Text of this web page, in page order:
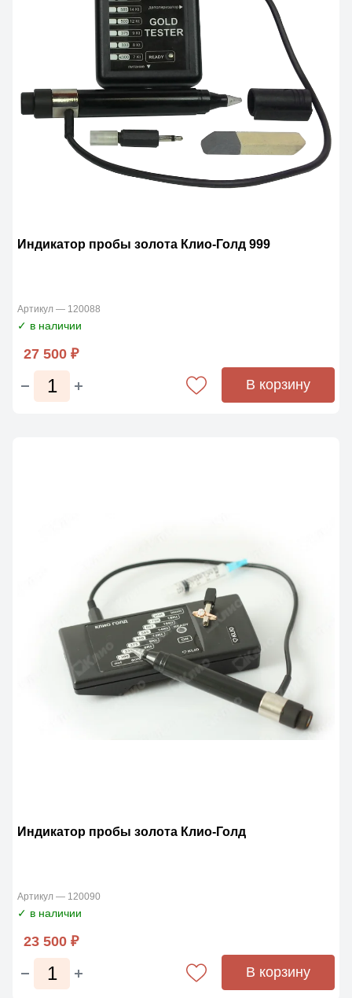
Индикатор пробы золота Клио-Голд 999
Артикул — 120088
✓ в наличии
27 500 ₽
В корзину
Индикатор пробы золота Клио-Голд
Артикул — 120090
✓ в наличии
23 500 ₽
В корзину